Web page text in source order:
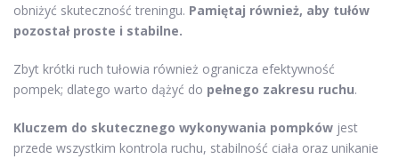
obniżyć skuteczność treningu. Pamiętaj również, aby tułów
pozostał proste i stabilne.
Zbyt krótki ruch tułowia również ogranicza efektywność
pompek; dlatego warto dążyć do pełnego zakresu ruchu.
Kluczem do skutecznego wykonywania pompków jest
przede wszystkim kontrola ruchu, stabilność ciała oraz unikanie